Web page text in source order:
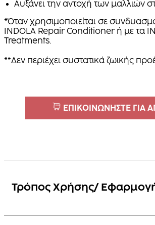
Αυξάνει την αντοχή των μαλλιών
*Όταν χρησιμοποιείται σε
INDOLA Repair Conditioner ή με τα
Treatments.
**Δεν περιέχει συστατικά ζωικής
ΕΠΙΚΟΙΝΩΝΗΣΤΕ ΓΙΑ
Τρόπος Χρήσης/